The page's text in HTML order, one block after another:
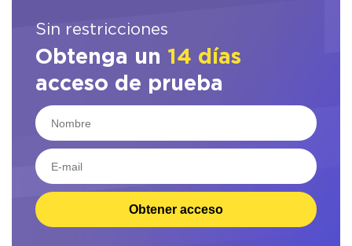
Sin restricciones
Obtenga un 14 días
acceso de prueba
Obtener acceso